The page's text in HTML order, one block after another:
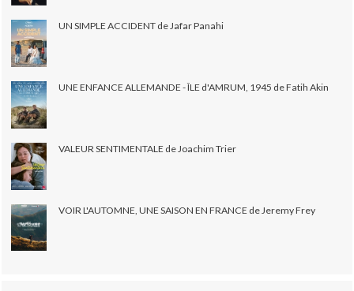
UN SIMPLE ACCIDENT de Jafar Panahi
UNE ENFANCE ALLEMANDE - ÎLE d'AMRUM, 1945 de Fatih Akin
VALEUR SENTIMENTALE de Joachim Trier
VOIR L'AUTOMNE, UNE SAISON EN FRANCE de Jeremy Frey